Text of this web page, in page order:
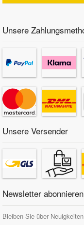
Unsere
Unsere Versender
Newsletter abonnieren
Bleiben Sie über